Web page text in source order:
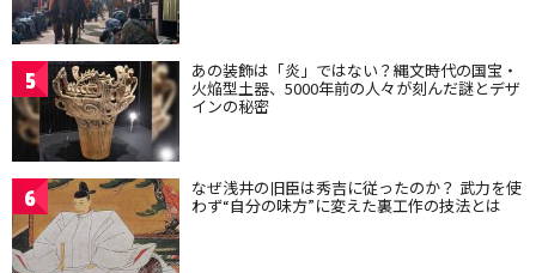
5 あの装飾は「炎」ではない？縄文時代の国宝・
火焔型土器、5000年前の人々が刻んだ謎とデザ
インの秘密
6 なぜ浅井の旧臣は秀吉に従ったのか？ 武力を使
わず“自分の味方”に変えた裏工作の技法とは